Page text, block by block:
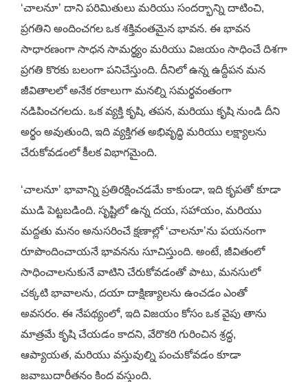
‘చాలనూ’ దాని పరిమితులు మరియు సందర్భాన్ని దాటించి,
ప్రగతిని అందించగల ఒక శక్తివంతమైన భావన. ఈ భావన
సాధారణంగా సాధన సామర్థ్యం మరియు విజయం సాధించే దిశగా
ప్రగతి కొరకు బలంగా పనిచేస్తుంది. దీనిలో ఉన్న ఉద్దీపన మన
జీవితాలలో అనేక రకాలుగా మనల్ని సమర్థవంతంగా
నడిపించగలదు. ఒక వ్యక్తి కృషి, తపన, మరియు కృషి నుండి దీని
అర్థం అవుతుంది, ఇది వ్యక్తిగత అభివృద్ధి మరియు లక్ష్యాలను
చేరుకోవడంలో కీలక విభాగమైంది.
‘చాలనూ’ భావాన్ని ప్రతిరక్షించడమే కాకుండా, ఇది కృపతో కూడా
ముడి పెట్టబడింది. సృష్టిలో ఉన్న దయ, సహాయం, మరియు
మద్దతు మనం అనుసరించే క్షణాల్లో ‘చాలనూ’ను పయనంగా
రూపొందించాయనే భావనను సూచిస్తుంది. అంటే, జీవితంలో
సాధించాలనుకునే వాటిని చేరుకోవడంతో పాటు, మనసులో
చక్కటి భావాలను, దయా దాక్షిణ్యాలను ఉంచడం ఎంతో
అవసరం. ఈ నేపథ్యంలో, ఇది విజయం కోసం ఒక వైపు తాను
మాత్రమే కృషి చేయడం కాదని, వేరొకరి గురించిన శ్రద్ధ,
ఆప్యాయత, మరియు వస్తువుల్ని పంచుకోవడం కూడా
జవాబుదారీతనం కింద వస్తుంది.